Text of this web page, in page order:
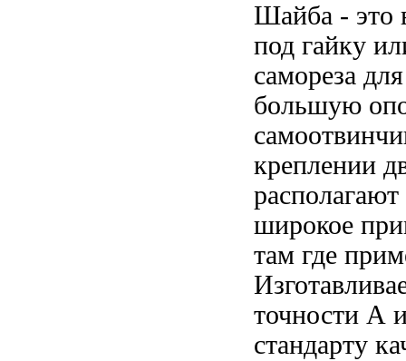
Шайба - это
под гайку
самореза
большую
креплении
широкое
там где
точности А
стандарту